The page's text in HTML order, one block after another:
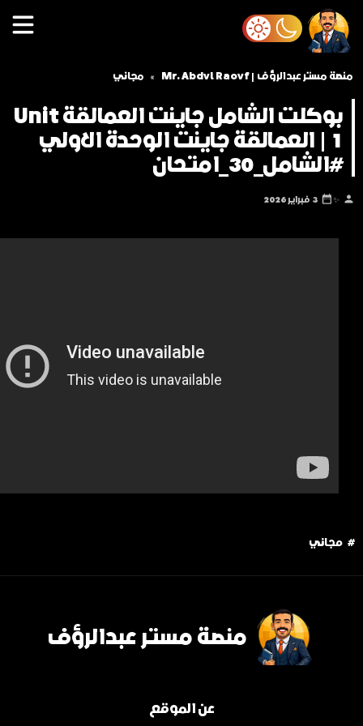
منصة مستر عبدالرؤف | Mr. Abdul Raouf مجاني
بوكلت الشامل جاينت العمالقة Unit
1 | العمالقة جاينت الوحدة الاولي
#الشامل_30_امتحان
✨ 3 فبراير 2026
# مجاني
منصة مستر عبدالرؤف
عن الموقع